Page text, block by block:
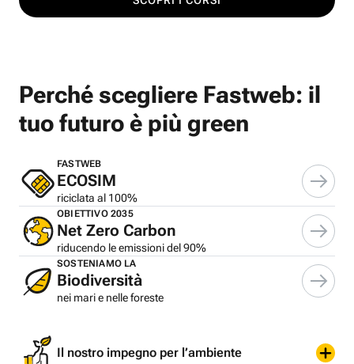
Perché scegliere Fastweb: il
tuo futuro è più green
FASTWEB
ECOSIM
riciclata al 100%
OBIETTIVO 2035
Net Zero Carbon
riducendo le emissioni del 90%
SOSTENIAMO LA
Biodiversità
nei mari e nelle foreste
Il nostro impegno per l’ambiente